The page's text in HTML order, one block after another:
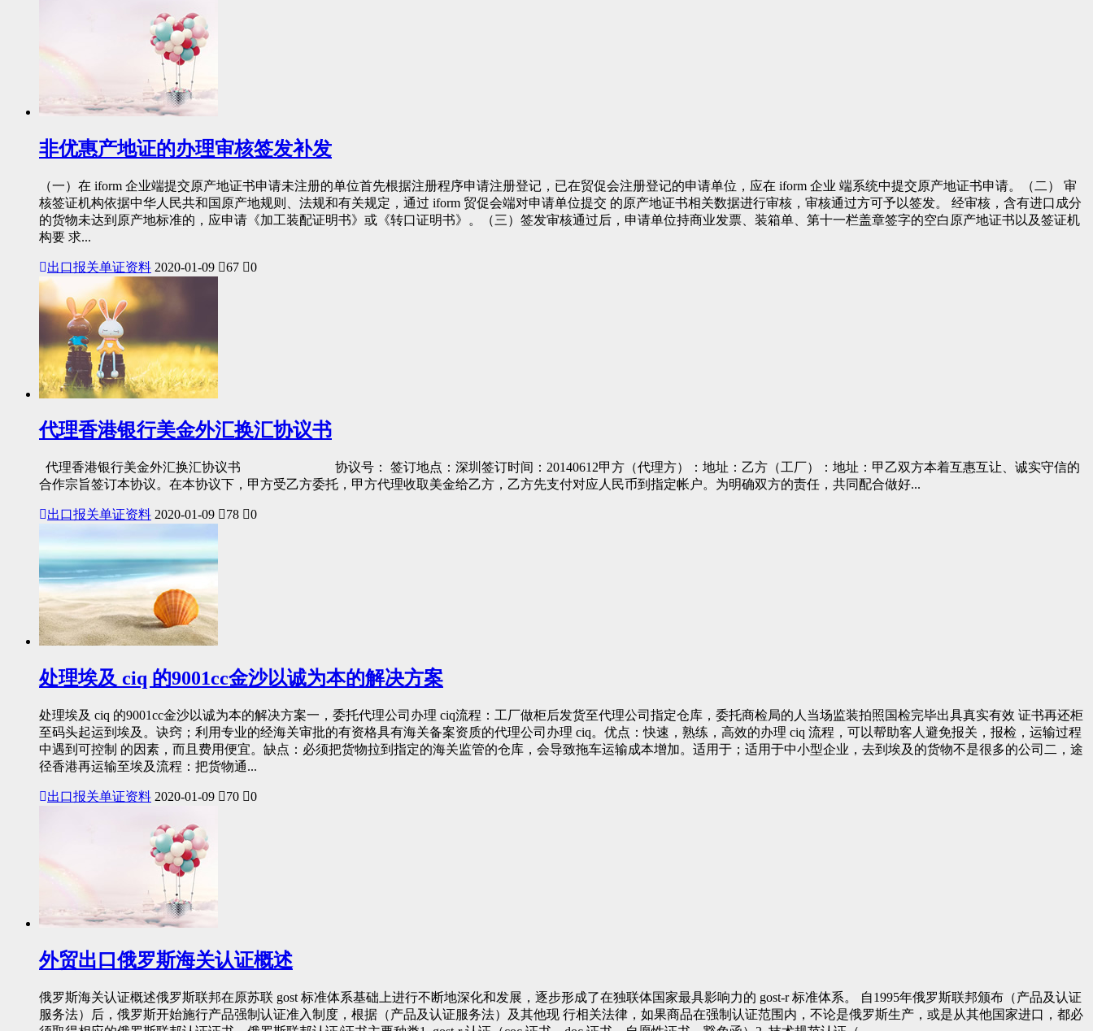
非优惠产地证的办理审核签发补发
（一）在 iform 企业端提交原产地证书申请未注册的单位首先根据注册程序申请注册登记，已在贸促会注册登记的申请单位，应在 iform 企业 端系统中提交原产地证书申请。（二） 审
核签证机构依据中华人民共和国原产地规则、法规和有关规定，通过 iform 贸促会端对申请单位提交 的原产地证书相关数据进行审核，审核通过方可予以签发。 经审核，含有进口成分
的货物未达到原产地标准的，应申请《加工装配证明书》或《转口证明书》。（三）签发审核通过后，申请单位持商业发票、装箱单、第十一栏盖章签字的空白原产地证书以及签证机
构要 求...
出口报关单证资料 2020-01-09 67 0
代理香港银行美金外汇换汇协议书
代理香港银行美金外汇换汇协议书 协议号： 签订地点：深圳签订时间：20140612甲方（代理方）：地址：乙方（工厂）：地址：甲乙双方本着互惠互让、诚实守信的
合作宗旨签订本协议。在本协议下，甲方受乙方委托，甲方代理收取美金给乙方，乙方先支付对应人民币到指定帐户。为明确双方的责任，共同配合做好...
出口报关单证资料 2020-01-09 78 0
处理埃及 ciq 的9001cc金沙以诚为本的解决方案
处理埃及 ciq 的9001cc金沙以诚为本的解决方案一，委托代理公司办理 ciq流程：工厂做柜后发货至代理公司指定仓库，委托商检局的人当场监装拍照国检完毕出具真实有效 证书再还柜
至码头起运到埃及。诀窍；利用专业的经海关审批的有资格具有海关备案资质的代理公司办理 ciq。优点：快速，熟练，高效的办理 ciq 流程，可以帮助客人避免报关，报检，运输过程
中遇到可控制 的因素，而且费用便宜。缺点：必须把货物拉到指定的海关监管的仓库，会导致拖车运输成本增加。适用于；适用于中小型企业，去到埃及的货物不是很多的公司二，途
径香港再运输至埃及流程：把货物通...
出口报关单证资料 2020-01-09 70 0
外贸出口俄罗斯海关认证概述
俄罗斯海关认证概述俄罗斯联邦在原苏联 gost 标准体系基础上进行不断地深化和发展，逐步形成了在独联体国家最具影响力的 gost-r 标准体系。 自1995年俄罗斯联邦颁布（产品及认证
服务法）后，俄罗斯开始施行产品强制认证准入制度，根据（产品及认证服务法）及其他现 行相关法律，如果商品在强制认证范围内，不论是俄罗斯生产，或是从其他国家进口，都必